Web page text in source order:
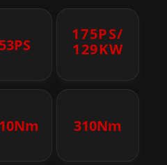
175PS/
129KW
310Nm